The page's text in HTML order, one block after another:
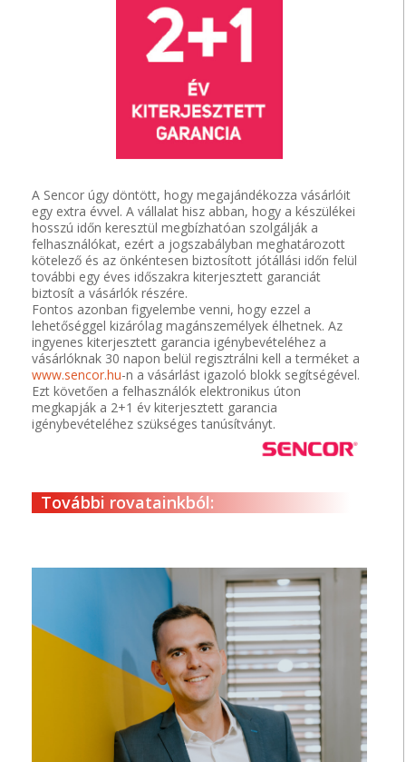
A Sencor úgy döntött, hogy megajándékozza vásárlóit
egy extra évvel. A vállalat hisz abban, hogy a készülékei
hosszú időn keresztül megbízhatóan szolgálják a
felhasználókat, ezért a jogszabályban meghatározott
kötelező és az önkéntesen biztosított jótállási időn felül
további egy éves időszakra kiterjesztett garanciát
biztosít a vásárlók részére.
Fontos azonban figyelembe venni, hogy ezzel a
lehetőséggel kizárólag magánszemélyek élhetnek. Az
ingyenes kiterjesztett garancia igénybevételéhez a
vásárlóknak 30 napon belül regisztrálni kell a terméket a
www.sencor.hu-n a vásárlást igazoló blokk segítségével.
Ezt követően a felhasználók elektronikus úton
megkapják a 2+1 év kiterjesztett garancia
igénybevételéhez szükséges tanúsítványt.
További rovatainkból: